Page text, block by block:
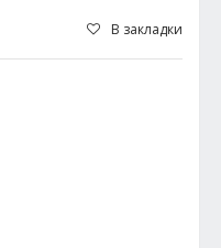
В закладки